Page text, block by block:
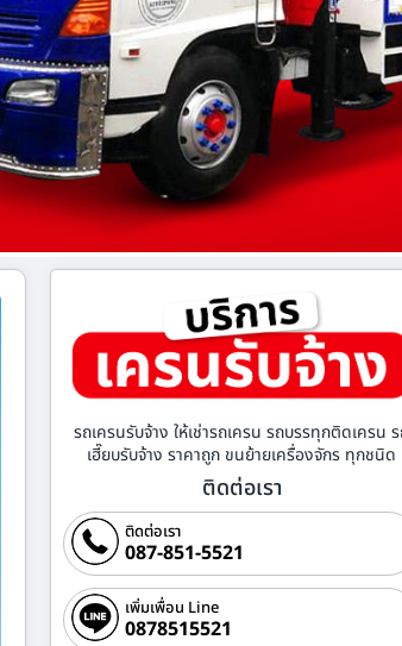
รถเครนรับจ้าง ให้เช่ารถเครน รถบรรทุกติดเครน
เฮี๊ยบรับจ้าง ราคาถูก ขนย้ายเครื่องจักร ทุกชนิด
ติดต่อเรา
ติดต่อเรา
087-851-5521
เพิ่มเพื่อน Line
0878515521